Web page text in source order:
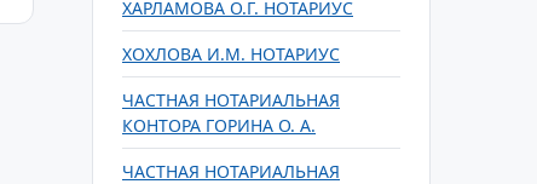
ХАРЛАМОВА О.Г. НОТАРИУС
ХОХЛОВА И.М. НОТАРИУС
ЧАСТНАЯ НОТАРИАЛЬНАЯ
КОНТОРА ГОРИНА О. А.
ЧАСТНАЯ НОТАРИАЛЬНАЯ